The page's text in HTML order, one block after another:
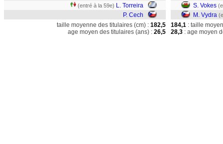
(entré à la 59e) L. Torreira
P. Cech
S. Vokes
M. Vydra
taille moyenne des titulaires (cm) : 182,5
age moyen des titulaires (ans) : 26,5
184,1 : taille
28,3 : age moyen